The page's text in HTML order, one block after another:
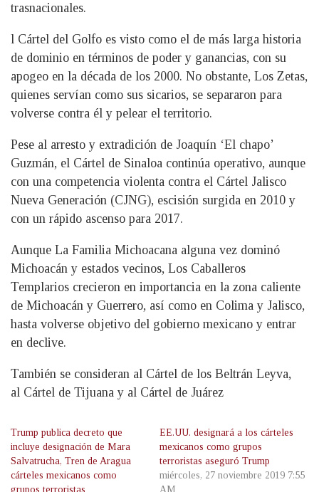
trasnacionales.
l Cártel del Golfo es visto como el de más larga historia
de dominio en términos de poder y ganancias, con su
apogeo en la década de los 2000. No obstante, Los Zetas,
quienes servían como sus sicarios, se separaron para
volverse contra él y pelear el territorio.
Pese al arresto y extradición de Joaquín ‘El chapo’
Guzmán, el Cártel de Sinaloa continúa operativo, aunque
con una competencia violenta contra el Cártel Jalisco
Nueva Generación (CJNG), escisión surgida en 2010 y
con un rápido ascenso para 2017.
Aunque La Familia Michoacana alguna vez dominó
Michoacán y estados vecinos, Los Caballeros
Templarios crecieron en importancia en la zona caliente
de Michoacán y Guerrero, así como en Colima y Jalisco,
hasta volverse objetivo del gobierno mexicano y entrar
en declive.
También se consideran al Cártel de los Beltrán Leyva,
al Cártel de Tijuana y al Cártel de Juárez
Trump publica decreto que
incluye designación de Mara
Salvatrucha, Tren de Aragua
cárteles mexicanos como
grupos terroristas
EE.UU. designará a los cárteles
mexicanos como grupos
terroristas aseguró Trump
miércoles, 27 noviembre 2019 7:55
AM